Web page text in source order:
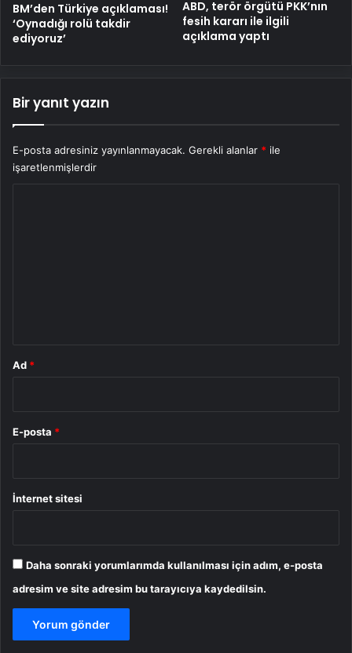
BM’den Türkiye açıklaması!
‘Oynadığı rolü takdir
ediyoruz’
ABD, terör örgütü PKK’nın
fesih kararı ile ilgili
açıklama yaptı
Bir yanıt yazın
E-posta adresiniz yayınlanmayacak. Gerekli alanlar * ile
işaretlenmişlerdir
Ad *
E-posta *
İnternet sitesi
Daha sonraki yorumlarımda kullanılması için adım, e-posta
adresim ve site adresim bu tarayıcıya kaydedilsin.